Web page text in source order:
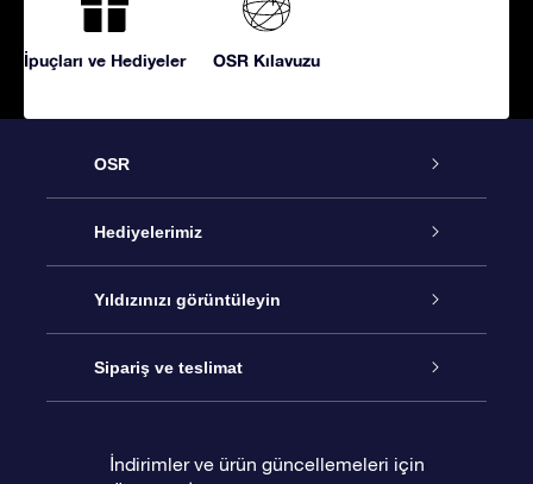
İpuçları ve Hediyeler OSR Kılavuzu
OSR
Hizmet
İletişim
Blogu
Hediyelerimiz
Çevrimiçi Yıldız Hediyesi
OSR Hediye Paketi
Yıldızınızı görüntüleyin
Star Register
Sipariş ve teslimat
İndirimler ve ürün güncellemeleri için